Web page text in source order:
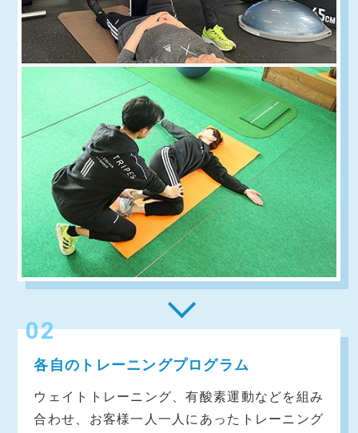
02
各自のトレーニングプログラム
ウェイトトレーニング、有酸素運動などを組み
合わせ、お客様一人一人にあったトレーニング